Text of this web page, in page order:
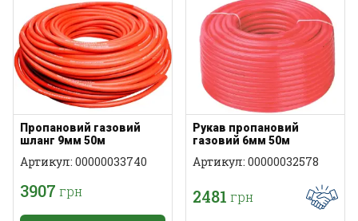
Пропановий газовий
шланг 9мм 50м
Артикул: 00000033740
3907 грн
Рукав пропановий
газовий 6мм 50м
Артикул: 00000032578
2481 грн